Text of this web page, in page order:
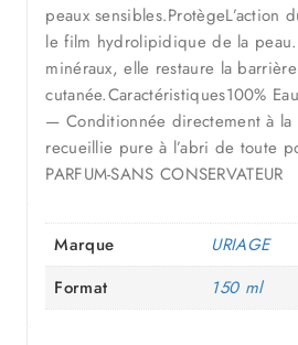
peaux sensibles.ProtègeL’action
le film hydrolipidique de la
minéraux, elle restaure la barrière
cutanée.Caractéristiques100%
— Conditionnée directement à la
recueillie pure à l’abri de toute
PARFUM-SANS CONSERVATEUR
Marque
URIAGE
Format
150 ml